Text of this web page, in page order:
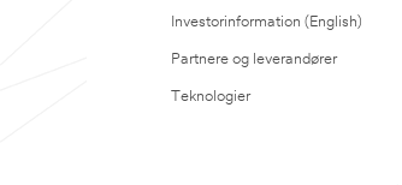
Investorinformation (English)
Partnere og leverandører
Teknologier